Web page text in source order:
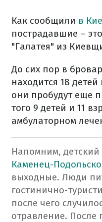
Как сообщили в
пострадавшие –
"Галатея" из
До сих пор в
находится 18
они пробудут еще
того 9 детей и 11
амбулаторном
Напомним, детский
Каменец-
выходные. Люди
гостинично-
после чего
отравление. После